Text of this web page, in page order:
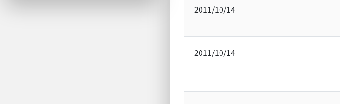
2011/10/14
2011/10/14